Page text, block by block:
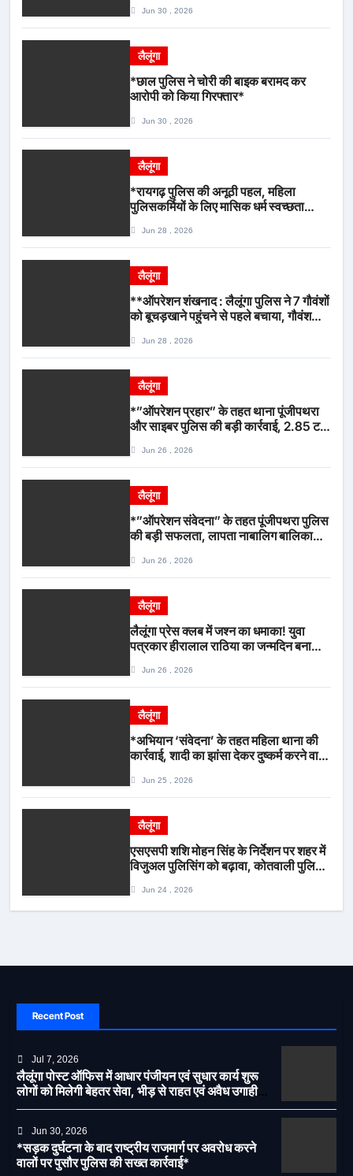
Jun 30 , 2026
लैलूंगा
*छाल पुलिस ने चोरी की बाइक बरामद कर
आरोपी को किया गिरफ्तार*
Jun 30 , 2026
लैलूंगा
*रायगढ़ पुलिस की अनूठी पहल, महिला
पुलिसकर्मियों के लिए मासिक धर्म स्वच्छता
Jun 28 , 2026
लैलूंगा
**ऑपरेशन शंखनाद : लैलूंगा पुलिस ने 7 गौवंशों
को बूचड़खाने पहुंचने से पहले बचाया, गौवंश
Jun 28 , 2026
लैलूंगा
*”ऑपरेशन प्रहार” के तहत थाना पूंजीपथरा
और साइबर पुलिस की बड़ी कार्रवाई, 2.85 टन
Jun 26 , 2026
लैलूंगा
*”ऑपरेशन संवेदना” के तहत पूंजीपथरा पुलिस
की बड़ी सफलता, लापता नाबालिग बालिका
गिरफ्तार*
Jun 26 , 2026
लैलूंगा
लैलूंगा प्रेस क्लब में जश्न का धमाका! युवा
पत्रकार हीरालाल राठिया का जन्मदिन बना
स्वरJun 26 , 2026
लैलूंगा
*अभियान ‘संवेदना’ के तहत महिला थाना की
कार्रवाई, शादी का झांसा देकर दुष्कर्म करने वाला
Jun 25 , 2026
लैलूंगा
एसएसपी शशि मोहन सिंह के निर्देशन पर शहर में
विजुअल पुलिसिंग को बढ़ावा, कोतवाली पुलिस
Jun 24 , 2026
Recent Post
Jul 7, 2026
लैलूंगा पोस्ट ऑफिस में आधार पंजीयन एवं सुधार कार्य शुरू
लोगों को मिलेगी बेहतर सेवा, भीड़ से राहत एवं अवैध उगाही
पर लगेगी रोक
Jun 30, 2026
*सड़क दुर्घटना के बाद राष्ट्रीय राजमार्ग पर अवरोध करने
वालों पर पुसौर पुलिस की सख्त कार्रवाई*